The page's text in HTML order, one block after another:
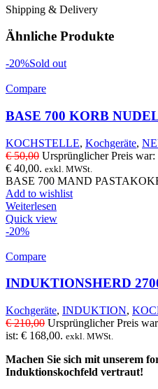
Shipping & Delivery
Ähnliche Produkte
-20%Sold out
Compare
BASE 700 KORB
KOCHSTELLE, Kochgeräte,
€50,00 Ursprünglicher Preis war:
€ 40,00. exkl. MWSt.
BASE 700 MAND
Add to wishlist
Weiterlesen
Quick view
-20%
Compare
INDUKTIONSHERD
Kochgeräte, INDUKTION,
€210,00 Ursprünglicher Preis
ist: € 168,00. exkl. MWSt.
Machen Sie sich mit unserem
Induktionskochfeld vertraut!